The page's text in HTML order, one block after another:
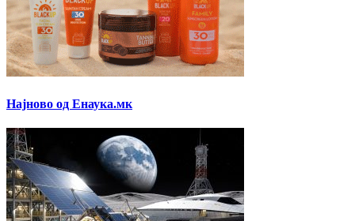
Најново од Енаука.мк